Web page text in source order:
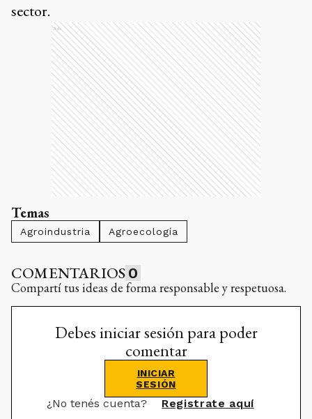
sector.
Ads
Temas
Agroindustria Agroecología
COMENTARIOS 0
Compartí tus ideas de forma responsable y respetuosa.
Debes iniciar sesión para poder
comentar
INICIAR
SESIÓN
¿No tenés cuenta? Registrate aquí